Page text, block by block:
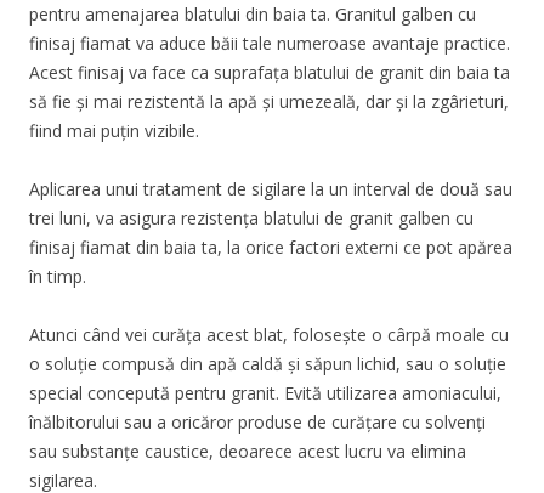
pentru amenajarea blatului din baia ta. Granitul galben cu
finisaj fiamat va aduce băii tale numeroase avantaje practice.
Acest finisaj va face ca suprafața blatului de granit din baia ta
să fie și mai rezistentă la apă și umezeală, dar și la zgârieturi,
fiind mai puțin vizibile.
Aplicarea unui tratament de sigilare la un interval de două sau
trei luni, va asigura rezistența blatului de granit galben cu
finisaj fiamat din baia ta, la orice factori externi ce pot apărea
în timp.
Atunci când vei curăța acest blat, folosește o cârpă moale cu
o soluție compusă din apă caldă și săpun lichid, sau o soluție
special concepută pentru granit. Evită utilizarea amoniacului,
înălbitorului sau a oricăror produse de curățare cu solvenți
sau substanțe caustice, deoarece acest lucru va elimina
sigilarea.